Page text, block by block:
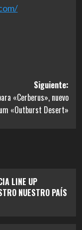
Siguiente:
«Cerberus», nuevo
«Outburst Desert»
LINE UP
NUESTRO PAÍS